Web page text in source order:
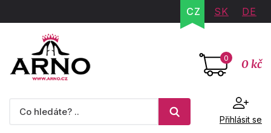
CZ SK DE
0 0 kč
Přihlásit se